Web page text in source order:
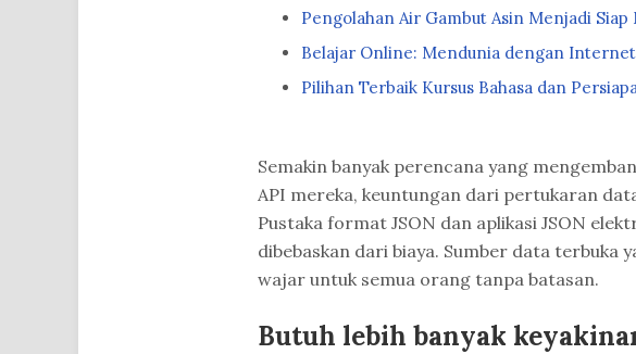
Pengolahan Air Gambut Asin Menjadi Siap
Belajar Online: Mendunia dengan Internet
Pilihan Terbaik Kursus Bahasa dan
Semakin banyak perencana yang
API mereka, keuntungan dari pertukaran
Pustaka format JSON dan aplikasi JSON
dibebaskan dari biaya. Sumber data terbuka
wajar untuk semua orang tanpa batasan.
Butuh lebih banyak